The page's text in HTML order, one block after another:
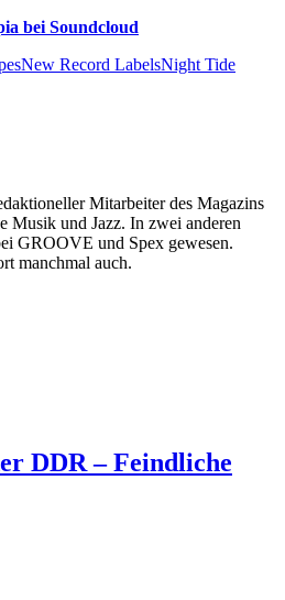
bei Soundcloud
New Record LabelsNight Tide
Mitarbeiter des Magazins
Musik und Jazz. In zwei anderen
GROOVE und Spex gewesen.
manchmal auch.
DDR – Feindliche